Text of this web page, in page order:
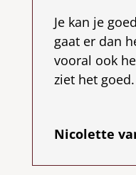
Je kan je
gaat er dan
vooral ook
ziet het goed.
Nicolette